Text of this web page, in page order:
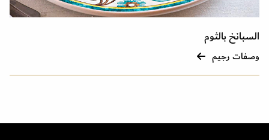
السبانخ بالثوم
وصفات رجيم